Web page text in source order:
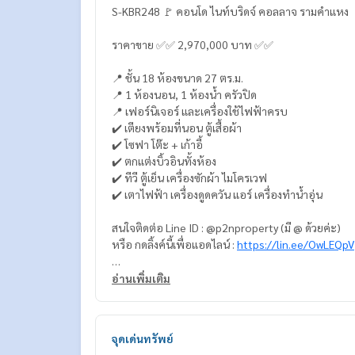
S-KBR248 🚩 คอนโด ไนท์บริดจ์ คอลลาจ รามคำแหง
ราคาขาย ✅✅ 2,970,000 บาท ✅✅
📍 ชั้น 18 ห้องขนาด 27 ตร.ม.
📍 1 ห้องนอน, 1 ห้องน้ำ ครัวปิด
📍 เฟอร์นิเจอร์ และเครื่องใช้ไฟฟ้าครบ
✔️ เตียงพร้อมที่นอน ตู้เสื้อผ้า
✔️ โซฟา โต๊ะ + เก้าอี้
✔️ ตกแต่งบิ้วอินทั้งห้อง
✔️ ทีวี ตู้เย็น เครื่องซักผ้า ไมโครเวฟ
✔️ เตาไฟฟ้า เครื่องดูดควัน แอร์ เครื่องทำน้ำอุ่น
สนใจติดต่อ Line ID : @p2nproperty (มี @ ด้วยค่ะ)
หรือ กดลิ้งค์นี้เพื่อแอดไลน์ : https://lin.ee/OwLEQpV
แอดมิน064-959-8900
Facebook Fanpage : P2N Property
อ่านเพิ่มเติม
จุดเด่นทรัพย์